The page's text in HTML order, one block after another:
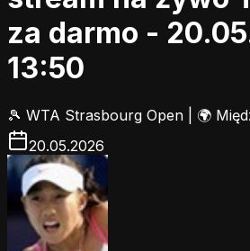
za darmo -
13:50
🎾 WTA Strasbourg Open
🌍
20.05.2026